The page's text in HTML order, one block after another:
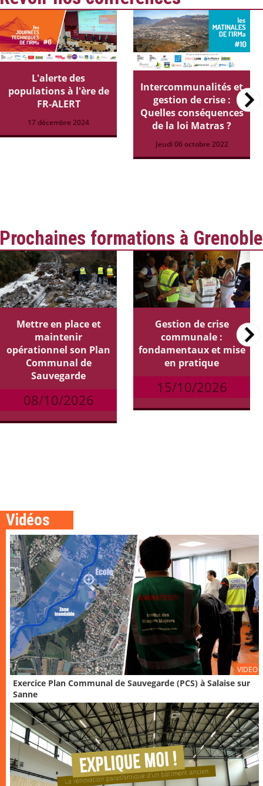
L'alerte des
populations à l'ère de
FR-ALERT
17 décembre 2024
Intercommunalités et
gestion de crise :
Quelles conséquences
de la loi Matras ?
Jeudi 06 octobre 2022
Prochaines formations à Grenoble
Mettre en place et
maintenir
opérationnel son Plan
Communal de
Sauvegarde
08/10/2026
Gestion de crise
communale :
fondamentaux et mise
en pratique
15/10/2026
Vidéos
VIDEO
Exercice Plan Communal de Sauvegarde (PCS) à Salaise sur
Sanne